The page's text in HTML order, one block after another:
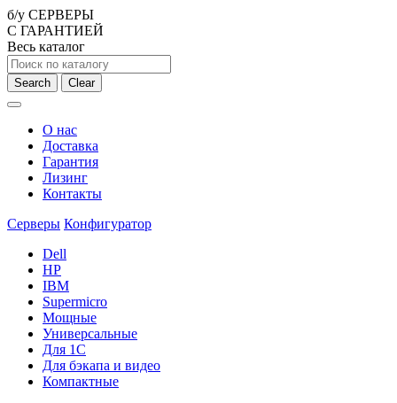
б/у СЕРВЕРЫ
С ГАРАНТИЕЙ
Весь каталог
Search Clear
О нас
Доставка
Гарантия
Лизинг
Контакты
Серверы Конфигуратор
Dell
HP
IBM
Supermicro
Мощные
Универсальные
Для 1С
Для бэкапа и видео
Компактные